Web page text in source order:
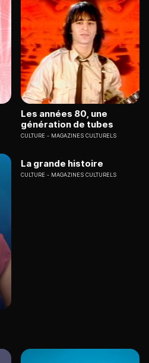
Les années 80, une
génération de tubes
CULTURE MAGAZINES CULTURELS
La grande histoire
CULTURE MAGAZINES CULTURELS